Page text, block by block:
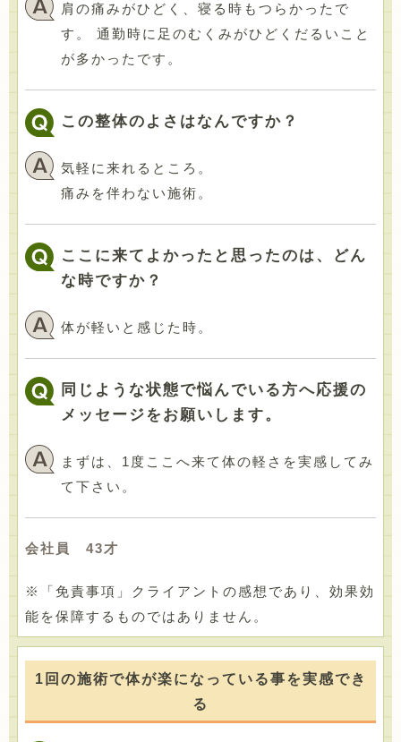
肩の痛みがひどく、寝る時もつらかったで
す。 通勤時に足のむくみがひどくだるいこと
が多かったです。
この整体のよさはなんですか？
気軽に来れるところ。
痛みを伴わない施術。
ここに来てよかったと思ったのは、どん
な時ですか？
体が軽いと感じた時。
同じような状態で悩んでいる方へ応援の
メッセージをお願いします。
まずは、1度ここへ来て体の軽さを実感してみ
て下さい。
会社員 43才
※「免責事項」クライアントの感想であり、効果効
能を保障するものではありません。
1回の施術で体が楽になっている事を実感でき
る